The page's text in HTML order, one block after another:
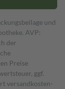
und
AVP:
der
Preise
ggf.
versand­kosten­